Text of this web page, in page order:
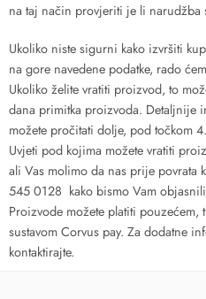
na taj način provjeriti je li
Ukoliko niste sigurni kako izvršiti
na gore navedene podatke, rado
Ukoliko želite vratiti proizvod, to
dana primitka proizvoda. Detaljnije
možete pročitati dolje, pod točkom
Uvjeti pod kojima možete vratiti
ali Vas molimo da nas prije povrata
545 0128 kako bismo Vam
Proizvode možete platiti pouzećem,
sustavom Corvus pay. Za dodatne
kontaktirajte.